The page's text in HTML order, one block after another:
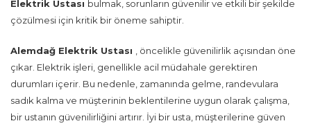
Elektrik Ustası bulmak, sorunların güvenilir ve etkili bir şekilde
çözülmesi için kritik bir öneme sahiptir.
Alemdağ Elektrik Ustası
, öncelikle güvenilirlik açısından öne
çıkar. Elektrik işleri, genellikle acil müdahale gerektiren
durumları içerir. Bu nedenle, zamanında gelme, randevulara
sadık kalma ve müşterinin beklentilerine uygun olarak çalışma,
bir ustanın güvenilirliğini artırır. İyi bir usta, müşterilerine güven